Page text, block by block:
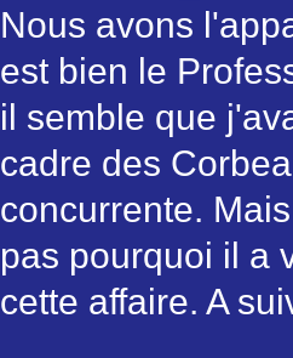
Nous avons
est bien le
il semble que
cadre des
concurrente.
pas pourquoi il a
cette affaire. A